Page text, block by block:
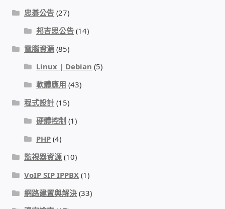
忠碁公告 (27)
邦吉思公告 (14)
電腦資源 (85)
Linux | Debian (5)
軟體應用 (43)
程式設計 (15)
硬體控制 (1)
PHP (4)
監視器資源 (10)
VoIP SIP IPPBX (1)
網路建置與解決 (33)